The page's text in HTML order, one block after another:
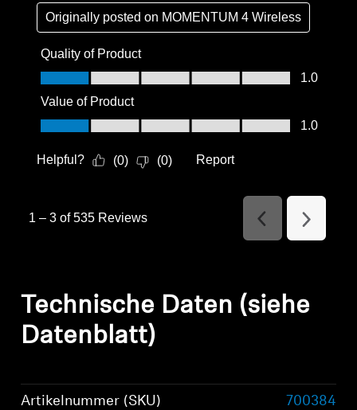
Originally posted on MOMENTUM 4 Wireless
Quality of Product
Quality of Product, 1.0 out of 5
1.0
Value of Product
Value of Product, 1.0 out of 5
1.0
Helpful? (0) (0) Report
1 – 3 of 535 Reviews
Previous
Reviews
Next
Reviews
Technische Daten (siehe
Datenblatt)
Artikelnummer (SKU) 700384